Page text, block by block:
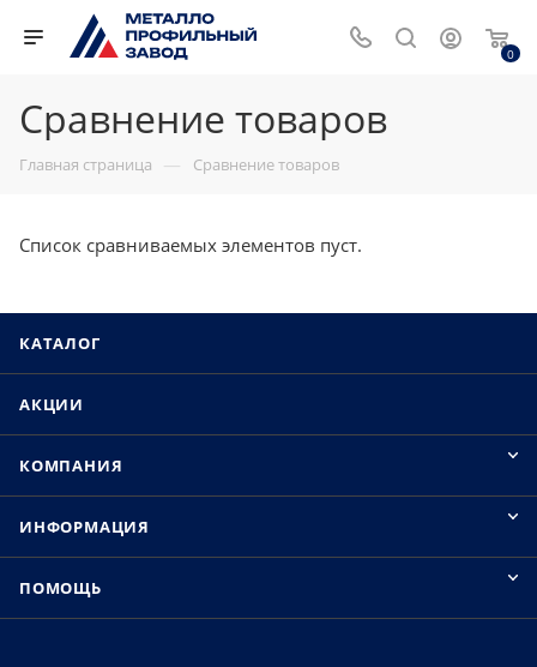
0
Сравнение товаров
Главная страница — Сравнение товаров
Список сравниваемых элементов пуст.
КАТАЛОГ
АКЦИИ
КОМПАНИЯ
ИНФОРМАЦИЯ
ПОМОЩЬ